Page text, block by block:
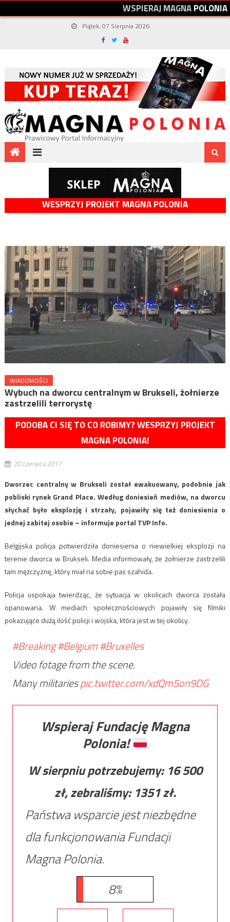
WSPIERAJMAGNAPOLONIA
Piątek, 07 Sierpnia 2026
WESPRZYJ PROJEKT MAGNA POLONIA
WIADOMOŚCI
Wybuch na dworcu centralnym w Brukseli, żołnierze
zastrzelili terrorystę
PODOBA CI SIĘ TO CO ROBIMY? WESPRZYJ PROJEKT
MAGNA POLONIA!
20 czerwca 2017
Dworzec centralny w Brukseli został ewakuowany, podobnie jak
pobliski rynek Grand Place. Według doniesień mediów, na dworcu
słychać było eksplozję i strzały, pojawiły się też doniesienia o
jednej zabitej osobie – informuje portal TVP Info.
Belgijska policja potwierdziła doniesienia o niewielkiej eksplozji na
terenie dworca w Brukseli. Media informowały, że żołnierze zastrzelili
tam mężczyznę, który miał na sobie pas szahida.
Policja uspokaja twierdząc, że sytuacja w okolicach dworca została
opanowana. W mediach społecznościowych pojawiły się filmiki
pokazujące dużą ilość policji i wojska, która jest w tej okolicy.
#Breaking#Belgium#Bruxelles
Video fotage from the scene.
Many militariespic.twitter.com/xdQm5on9DG
Wspieraj Fundację Magna
Polonia!
W sierpniu potrzebujemy: 16 500
zł, zebraliśmy: 1351zł.
Państwa wsparcie jest niezbędne
dla funkcjonowania Fundacji
Magna Polonia.
8%